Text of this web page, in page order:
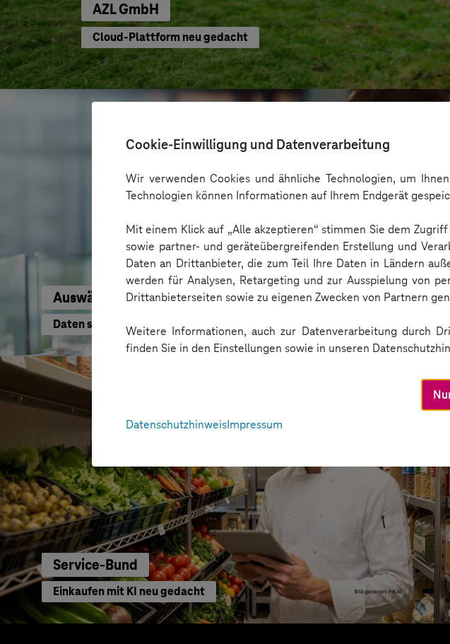
Cookie-Einwilligung und Datenverarbeitung
Wir verwenden Cookies und ähnliche Technologien, um
Technologien können Informationen auf Ihrem Endgerät
Mit einem Klick auf „Alle akzeptieren“ stimmen Sie dem
sowie partner- und geräteübergreifenden Erstellung und
Daten an Drittanbieter, die zum Teil Ihre Daten in Ländern
werden für Analysen, Retargeting und zur Ausspielung von
Drittanbieterseiten sowie zu eigenen Zwecken von Partnern
Weitere Informationen, auch zur Datenverarbeitung durch
finden Sie in den Einstellungen sowie in unseren
DatenschutzhinweisImpressum
AZL GmbH
Cloud-Plattform neu gedacht
Auswärtiges Amt
Daten schneller nutzen
Service-Bund
Einkaufen mit KI neu gedacht